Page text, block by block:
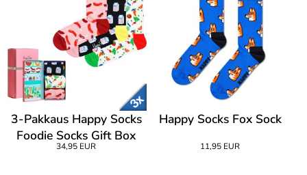
3-Pakkaus Happy Socks
Foodie Socks Gift Box
34,95 EUR
Happy Socks Fox Sock
11,95 EUR